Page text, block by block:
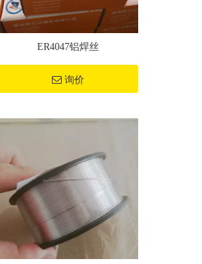
ER4047铝焊丝
询价